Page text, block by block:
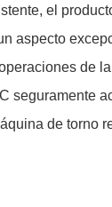
el
aspecto
de
seguramente
de torno